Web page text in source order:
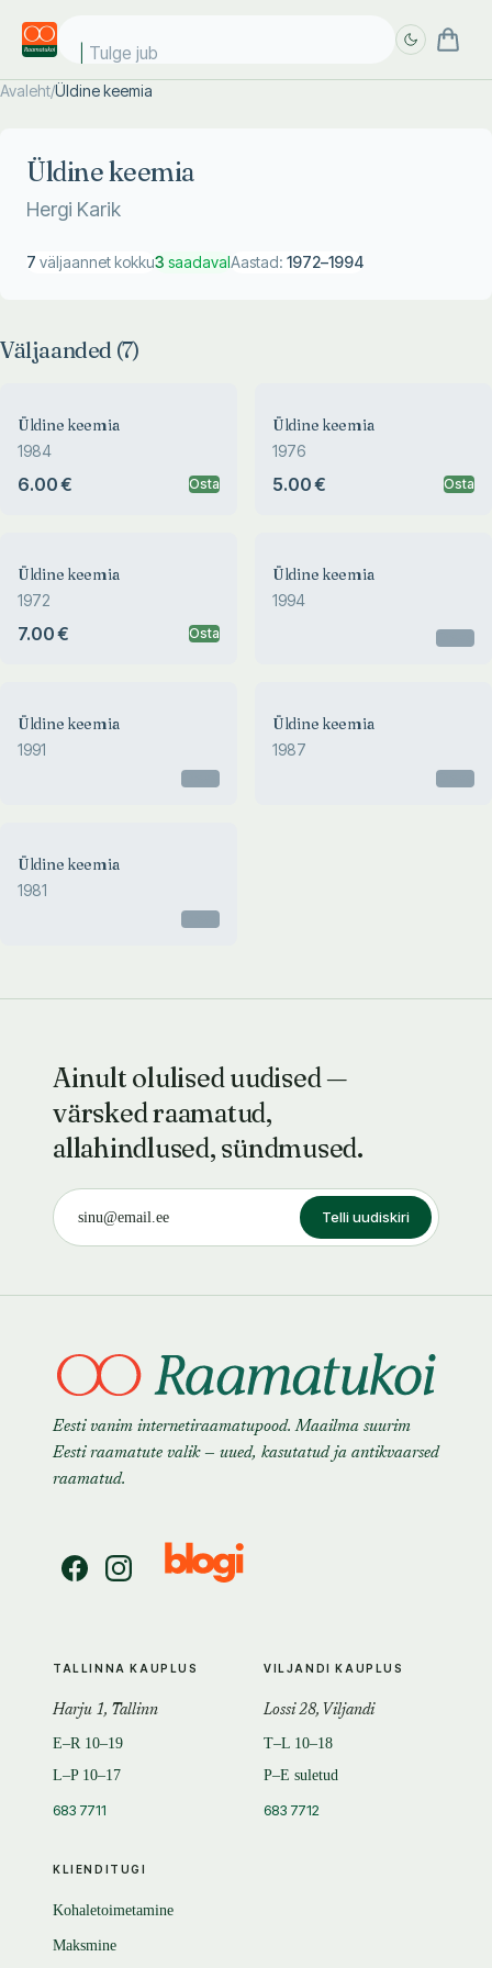
Tulge juba
Avaleht/Üldine keemia
Üldine keemia
Hergi Karik
7 väljaannet kokku3 saadavalAastad: 1972–1994
Väljaanded (7)
Üldine keemia
1984
6.00 € Osta
Üldine keemia
1976
5.00 € Osta
Üldine keemia
1972
7.00 € Osta
Üldine keemia
1994
Üldine keemia
1991
Üldine keemia
1987
Üldine keemia
1981
Ainult olulised uudised —
värsked raamatud,
allahindlused, sündmused.
Telli uudiskiri
Eesti vanim internetiraamatupood. Maailma suurim
Eesti raamatute valik — uued, kasutatud ja antikvaarsed
raamatud.
KLIENDITUGI
Kohaletoimetamine
Maksmine
TALLINNA KAUPLUS
Harju 1, Tallinn
E–R 10–19
L–P 10–17
683 7711
VILJANDI KAUPLUS
Lossi 28, Viljandi
T–L 10–18
P–E suletud
683 7712